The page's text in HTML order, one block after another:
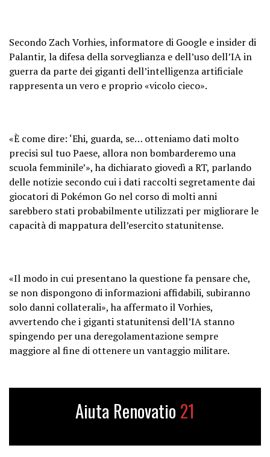
Secondo Zach Vorhies, informatore di Google e insider di
Palantir, la difesa della sorveglianza e dell’uso dell’IA in
guerra da parte dei giganti dell’intelligenza artificiale
rappresenta un vero e proprio «vicolo cieco».
«È come dire: ‘Ehi, guarda, se… otteniamo dati molto
precisi sul tuo Paese, allora non bombarderemo una
scuola femminile’», ha dichiarato giovedì a RT, parlando
delle notizie secondo cui i dati raccolti segretamente dai
giocatori di Pokémon Go nel corso di molti anni
sarebbero stati probabilmente utilizzati per migliorare le
capacità di mappatura dell’esercito statunitense.
«Il modo in cui presentano la questione fa pensare che,
se non dispongono di informazioni affidabili, subiranno
solo danni collaterali», ha affermato il Vorhies,
avvertendo che i giganti statunitensi dell’IA stanno
spingendo per una deregolamentazione sempre
maggiore al fine di ottenere un vantaggio militare.
Aiuta Renovatio 21